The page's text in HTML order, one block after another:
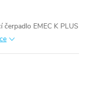
EMEC K PLUS